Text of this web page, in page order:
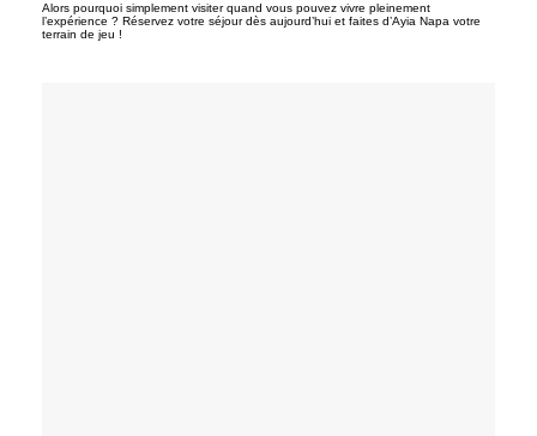
Alors pourquoi simplement visiter quand vous pouvez vivre pleinement
l’expérience ? Réservez votre séjour dès aujourd’hui et faites d’Ayia Napa votre
terrain de jeu !